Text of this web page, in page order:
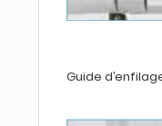
Guide